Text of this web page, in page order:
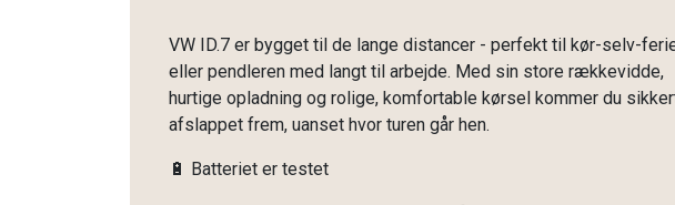
VW ID.7 er bygget til de lange distancer - perfekt til kør-selv-
eller pendleren med langt til arbejde. Med sin store rækkevidde,
hurtige opladning og rolige, komfortable kørsel kommer du
afslappet frem, uanset hvor turen går hen.
🔋 Batteriet er testet